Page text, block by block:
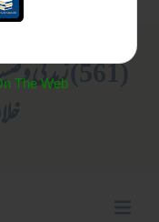
(561) زید
The Web